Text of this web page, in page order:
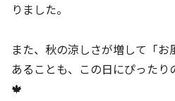
りました。
また、秋の涼しさが増して「
あることも、この日にぴった
🍁